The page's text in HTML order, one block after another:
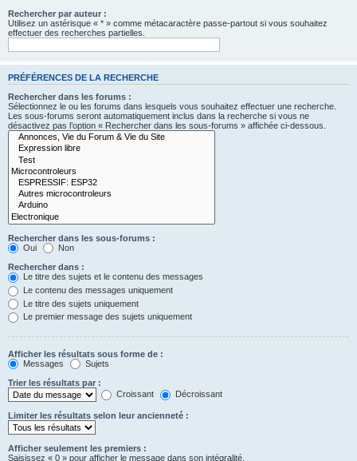
Rechercher par auteur :
Utilisez un astérisque « * » comme métacaractère passe-partout si vous souhaitez
effectuer des recherches partielles.
PRÉFÉRENCES DE LA RECHERCHE
Rechercher dans les forums :
Sélectionnez le ou les forums dans lesquels vous souhaitez effectuer une recherche.
Les sous-forums seront automatiquement inclus dans la recherche si vous ne
désactivez pas l’option « Rechercher dans les sous-forums » affichée ci-dessous.
Rechercher dans les sous-forums :
Oui
Non
Rechercher dans :
Le titre des sujets et le contenu des messages
Le contenu des messages uniquement
Le titre des sujets uniquement
Le premier message des sujets uniquement
Afficher les résultats sous forme de :
Messages
Sujets
Trier les résultats par :
Croissant
Décroissant
Limiter les résultats selon leur ancienneté :
Afficher seulement les premiers :
Saisissez « 0 » pour afficher le message dans son intégralité.